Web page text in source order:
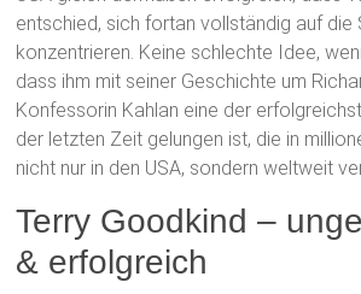
entschied, sich fortan vollständig auf die
konzentrieren. Keine schlechte Idee,
dass ihm mit seiner Geschichte um
Konfessorin Kahlan eine der
der letzten Zeit gelungen ist, die in
nicht nur in den USA, sondern weltweit
Terry Goodkind –
& erfolgreich